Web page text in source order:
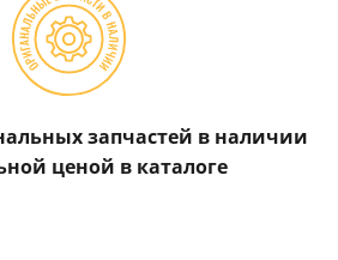
запчастей в наличии
ценой в каталоге